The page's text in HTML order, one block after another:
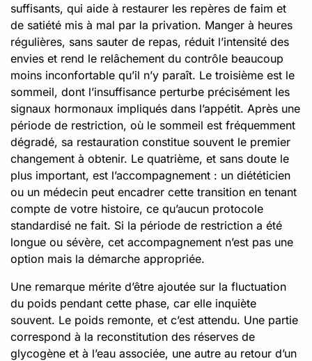
suffisants, qui aide à restaurer les repères de faim et
de satiété mis à mal par la privation. Manger à heures
régulières, sans sauter de repas, réduit l’intensité des
envies et rend le relâchement du contrôle beaucoup
moins inconfortable qu’il n’y paraît. Le troisième est le
sommeil, dont l’insuffisance perturbe précisément les
signaux hormonaux impliqués dans l’appétit. Après une
période de restriction, où le sommeil est fréquemment
dégradé, sa restauration constitue souvent le premier
changement à obtenir. Le quatrième, et sans doute le
plus important, est l’accompagnement : un diététicien
ou un médecin peut encadrer cette transition en tenant
compte de votre histoire, ce qu’aucun protocole
standardisé ne fait. Si la période de restriction a été
longue ou sévère, cet accompagnement n’est pas une
option mais la démarche appropriée.
Une remarque mérite d’être ajoutée sur la fluctuation
du poids pendant cette phase, car elle inquiète
souvent. Le poids remonte, et c’est attendu. Une partie
correspond à la reconstitution des réserves de
glycogène et à l’eau associée, une autre au retour d’un